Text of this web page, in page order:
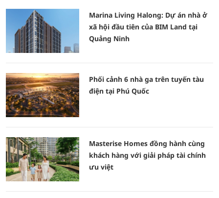
Marina Living Halong: Dự án nhà ở
xã hội đầu tiên của BIM Land tại
Quảng Ninh
Phối cảnh 6 nhà ga trên tuyến tàu
điện tại Phú Quốc
Masterise Homes đồng hành cùng
khách hàng với giải pháp tài chính
ưu việt